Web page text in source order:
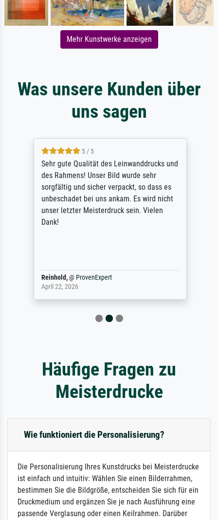
Mehr Kunstwerke anzeigen
Was unsere Kunden über
uns sagen
5 / 5
Sehr gute Qualität des Leinwanddrucks und
des Rahmens! Unser Bild wurde sehr
sorgfältig und sicher verpackt, so dass es
unbeschadet bei uns ankam. Es wird nicht
unser letzter Meisterdruck sein. Vielen
Dank!
Reinhold,@ ProvenExpert
April 22, 2026
Häufige Fragen zu
Meisterdrucke
Wie funktioniert die Personalisierung?
Die Personalisierung Ihres Kunstdrucks bei Meisterdrucke
ist einfach und intuitiv: Wählen Sie einen Bilderrahmen,
bestimmen Sie die Bildgröße, entscheiden Sie sich für ein
Druckmedium und ergänzen Sie je nach Ausführung eine
passende Verglasung oder einen Keilrahmen. Darüber